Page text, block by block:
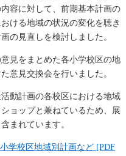
容に対して、前期基本計画の
ける地域の状況の変化を聴き
の見直しを検討しました。
見をまとめた各小学校区の地
意見交換会を行いました。
動計画の各校区における地域
ョップと兼ねているため、展
まれています。
学校区地域別計画など [PDF